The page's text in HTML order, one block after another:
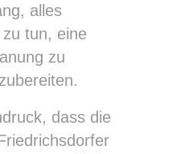
alles
tun, eine
zu
dass die